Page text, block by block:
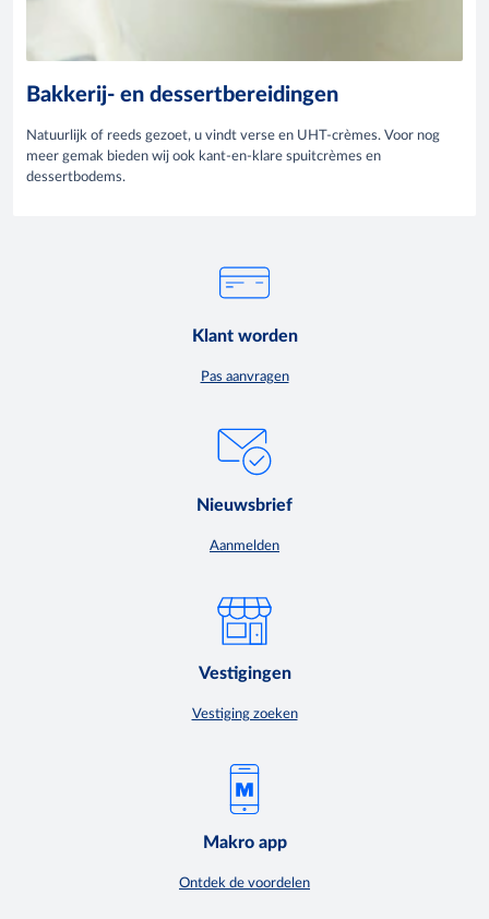
Bakkerij- en dessertbereidingen
Natuurlijk of reeds gezoet, u vindt verse en UHT-crèmes. Voor nog
meer gemak bieden wij ook kant-en-klare spuitcrèmes en
dessertbodems.
Klant worden
Pas aanvragen
Nieuwsbrief
Aanmelden
Vestigingen
Vestiging zoeken
Makro app
Ontdek de voordelen